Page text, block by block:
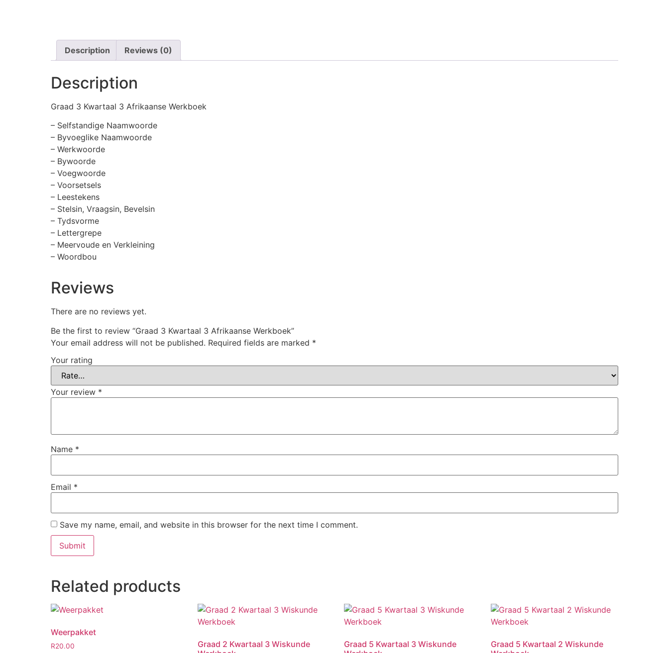
Description Reviews (0)
Description
Graad 3 Kwartaal 3 Afrikaanse Werkboek
– Selfstandige Naamwoorde
– Byvoeglike Naamwoorde
– Werkwoorde
– Bywoorde
– Voegwoorde
– Voorsetsels
– Leestekens
– Stelsin, Vraagsin, Bevelsin
– Tydsvorme
– Lettergrepe
– Meervoude en Verkleining
– Woordbou
Reviews
There are no reviews yet.
Be the first to review “Graad 3 Kwartaal 3 Afrikaanse Werkboek”
Your email address will not be published. Required fields are marked *
Your rating
Your review *
Name *
Email *
Save my name, email, and website in this browser for the next time I comment.
Related products
Weerpakket
R20.00
Graad 2 Kwartaal 3 Wiskunde
Graad 5 Kwartaal 3 Wiskunde
Graad 5 Kwartaal 2 Wiskunde